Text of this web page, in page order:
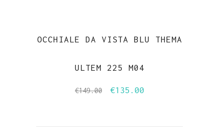
OCCHIALE DA VISTA BLU THEMA
ULTEM 225 M04
€149.00
Il
€135.00